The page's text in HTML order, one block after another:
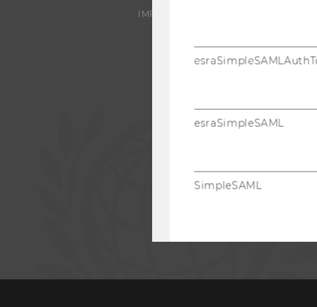
IMPRESSUM
esraSimpleSAML
SimpleSAML